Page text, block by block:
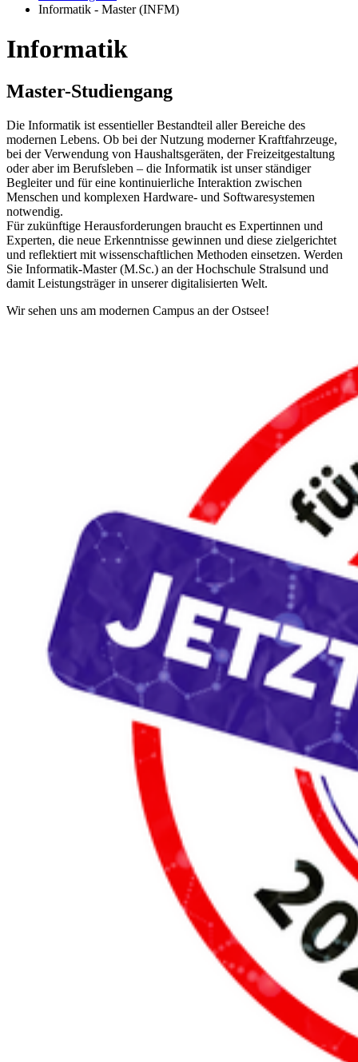
Informatik - Master (INFM)
In­for­ma­tik
Mas­ter-Stu­di­en­gang
Die Informatik ist essentieller Bestandteil aller Bereiche des
modernen Lebens. Ob bei der Nutzung moderner Kraftfahrzeuge,
bei der Verwendung von Haushaltsgeräten, der Freizeitgestaltung
oder aber im Berufsleben – die Informatik ist unser ständiger
Begleiter und für eine kontinuierliche Interaktion zwischen
Menschen und komplexen Hardware- und Softwaresystemen
notwendig.
Für zukünftige Herausforderungen braucht es Expertinnen und
Experten, die neue Erkenntnisse gewinnen und diese zielgerichtet
und reflektiert mit wissenschaftlichen Methoden einsetzen. Werden
Sie Informatik-Master (M.Sc.) an der Hochschule Stralsund und
damit Leistungsträger in unserer digitalisierten Welt.
Wir sehen uns am modernen Campus an der Ostsee!